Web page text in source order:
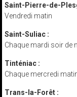
Saint-Pierre-de-
Vendredi matin
Saint-Suliac :
Chaque mardi soir de
Tinténiac :
Chaque mercredi
Trans-la-Forêt :